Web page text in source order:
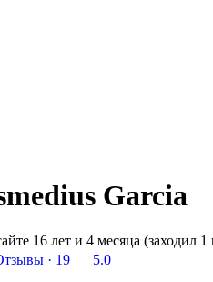
Garcia
16 лет и 4 месяца (заходил
· 19 5.0